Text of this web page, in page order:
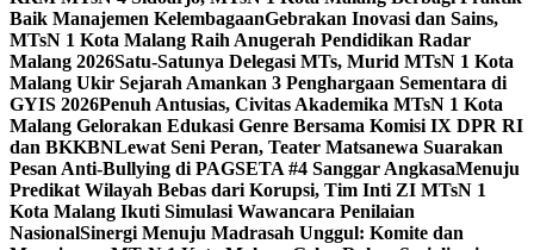
Baik Manajemen KelembagaanGebrakan Inovasi dan Sains,
MTsN 1 Kota Malang Raih Anugerah Pendidikan Radar
Malang 2026Satu-Satunya Delegasi MTs, Murid MTsN 1 Kota
Malang Ukir Sejarah Amankan 3 Penghargaan Sementara di
GYIS 2026Penuh Antusias, Civitas Akademika MTsN 1 Kota
Malang Gelorakan Edukasi Genre Bersama Komisi IX DPR RI
dan BKKBNLewat Seni Peran, Teater Matsanewa Suarakan
Pesan Anti-Bullying di PAGSETA #4 Sanggar AngkasaMenuju
Predikat Wilayah Bebas dari Korupsi, Tim Inti ZI MTsN 1
Kota Malang Ikuti Simulasi Wawancara Penilaian
NasionalSinergi Menuju Madrasah Unggul: Komite dan